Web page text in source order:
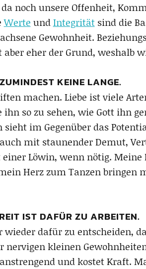
noch unsere Offenheit,
Werte undIntegritätsind die
Gewohnheit.
aber eher der Grund, weshalb
KEINE LANGE.
machen. Liebe ist viele
so zu sehen, wie Gott ihn
im Gegenüber das
mit staunender Demut,
Löwin, wenn nötig.
Herz zum Tanzen
IST DAFÜR ZU ARBEITEN.
dafür zu entscheiden,
kleinen
und kostet Kraft.